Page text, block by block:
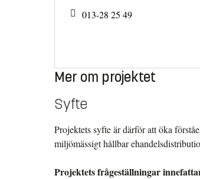
013-28 25 49
Mer om projektet
Syfte
Projektets syfte är därför att öka
miljömässigt hållbar
Projektets frågeställningar